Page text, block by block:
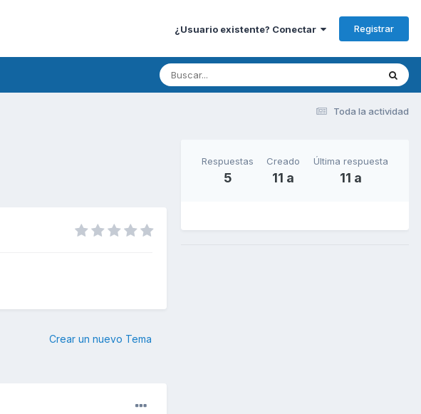
¿Usuario existente? Conectar Registrar
Toda la actividad
Crear un nuevo Tema
Respuestas
5
Creado
11 a
Última respuesta
11 a